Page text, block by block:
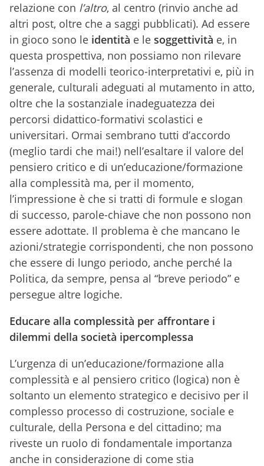
relazione con l’altro, al centro (rinvio anche ad
altri post, oltre che a saggi pubblicati). Ad essere
in gioco sono le identità e le soggettività e, in
questa prospettiva, non possiamo non rilevare
l’assenza di modelli teorico-interpretativi e, più in
generale, culturali adeguati al mutamento in atto,
oltre che la sostanziale inadeguatezza dei
percorsi didattico-formativi scolastici e
universitari. Ormai sembrano tutti d’accordo
(meglio tardi che mai!) nell’esaltare il valore del
pensiero critico e di un’educazione/formazione
alla complessità ma, per il momento,
l’impressione è che si tratti di formule e slogan
di successo, parole-chiave che non possono non
essere adottate. Il problema è che mancano le
azioni/strategie corrispondenti, che non possono
che essere di lungo periodo, anche perché la
Politica, da sempre, pensa al “breve periodo” e
persegue altre logiche.
Educare alla complessità per affrontare i
dilemmi della società ipercomplessa
L’urgenza di un’educazione/formazione alla
complessità e al pensiero critico (logica) non è
soltanto un elemento strategico e decisivo per il
complesso processo di costruzione, sociale e
culturale, della Persona e del cittadino; ma
riveste un ruolo di fondamentale importanza
anche in considerazione di come stia